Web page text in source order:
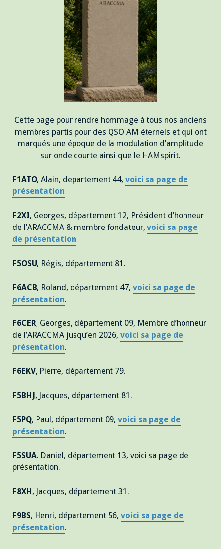
Cette page pour rendre hommage à tous nos anciens
membres partis pour des QSO AM éternels et qui ont
marqués une époque de la modulation d’amplitude
sur onde courte ainsi que le HAMspirit.
F1ATO, Alain, departement 44, voici sa page de
présentation
F2XI, Georges, département 12, Président d’honneur
de l’ARACCMA & membre fondateur, voici sa page
de présentation
F5OSU, Régis, département 81.
F6ACB, Roland, département 47, voici sa page de
présentation.
F6CER, Georges, département 09, Membre d’honneur
de l’ARACCMA jusqu’en 2026, voici sa page de
présentation.
F6EKV, Pierre, département 79.
F5BHJ, Jacques, département 81.
F5PQ, Paul, département 09, voici sa page de
présentation.
F5SUA, Daniel, département 13, voici sa page de
présentation.
F8XH, Jacques, département 31.
F9BS, Henri, département 56, voici sa page de
présentation.